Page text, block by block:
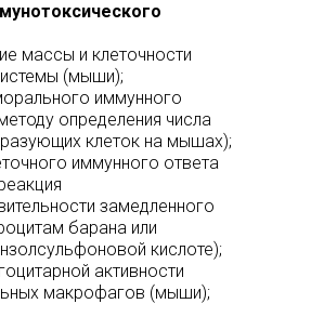
массы и клеточности
(мыши);
иммунного
определения числа
клеток на мышах);
иммунного ответа
замедленного
барана или
кислоте);
активности
макрофагов (мыши);